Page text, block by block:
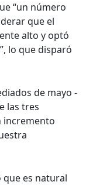
“un número
que el
alto y optó
lo que disparó
de mayo -
las tres
incremento
es natural